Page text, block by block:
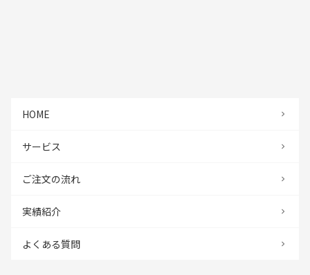
HOME
サービス
ご注文の流れ
実績紹介
よくある質問